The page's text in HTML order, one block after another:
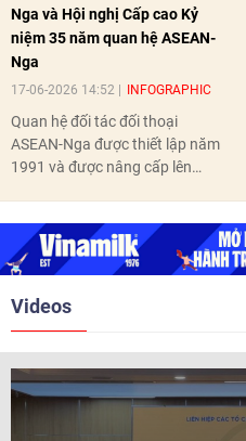
Nga và Hội nghị Cấp cao Kỷ
niệm 35 năm quan hệ ASEAN-
Nga
17-06-2026 14:52 INFOGRAPHIC
Quan hệ đối tác đối thoại
ASEAN-Nga được thiết lập năm
1991 và được nâng cấp lên
nghị Cấp cao vào các năm 2005,
2010, 2016, 2018, 2021.
Videos